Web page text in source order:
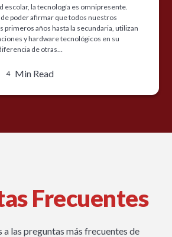
escolar, la tecnología es omnipresente.
poder afirmar que todos nuestros
primeros años hasta la secundaria, utilizan
y hardware tecnológicos en su
de otras…
4 Min Read
Frecuentes
las preguntas más frecuentes de